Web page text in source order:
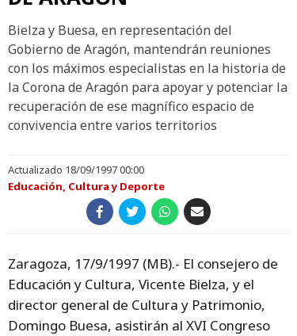
Bielza y Buesa, en representación del
Gobierno de Aragón, mantendrán reuniones
con los máximos especialistas en la historia de
la Corona de Aragón para apoyar y potenciar la
recuperación de ese magnífico espacio de
convivencia entre varios territorios
Actualizado 18/09/1997 00:00
Educación, Cultura y Deporte
Zaragoza, 17/9/1997 (MB).- El consejero de
Educación y Cultura, Vicente Bielza, y el
director general de Cultura y Patrimonio,
Domingo Buesa, asistirán al XVI Congreso